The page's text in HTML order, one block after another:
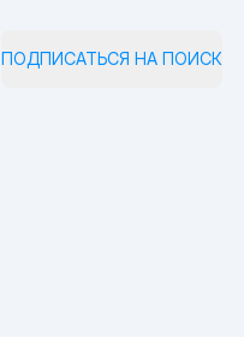
ПОДПИСАТЬСЯ НА ПОИСК